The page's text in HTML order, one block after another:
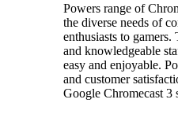
Powers range of
the diverse needs of
enthusiasts to
and knowledgeable
easy and enjoyable.
and customer
Google Chromecast 3